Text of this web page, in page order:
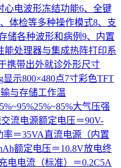
心电波形冻结功能6、全键
体检等多种操作模式8、支
储各种波形和病例9、内置
能处理器与集成热阵打印系
携带出外就诊外形尺寸
显示800×480点7寸彩色TFT
与存储工作温
大气压强
交流电源额定电压＝90V-
率＝35VA直流电源（内置
额定电压＝10.8V放电终
电电流（标准）＝0.2C5A